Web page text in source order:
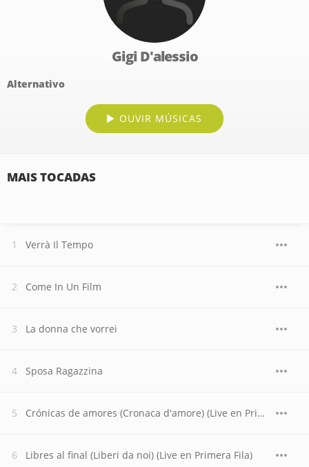
Gigi D'alessio
Alternativo
OUVIR MÚSICAS
MAIS TOCADAS
Verrà Il Tempo
Come In Un Film
La donna che vorrei
Sposa Ragazzina
Crónicas de amores (Cronaca d'amore) (Live en Primera Fila)
Libres al final (Liberi da noi) (Live en Primera Fila)